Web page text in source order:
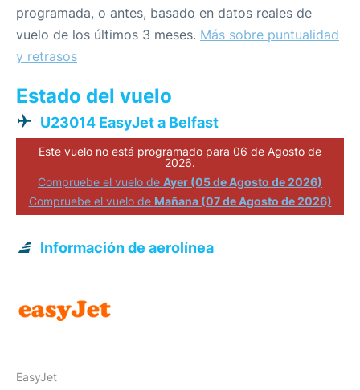
programada, o antes, basado en datos reales de
vuelo de los últimos 3 meses. Más sobre puntualidad
y retrasos
Estado del vuelo
U23014 EasyJet a Belfast
Este vuelo no está programado para 06 de Agosto de
2026.
Compruebe el vuelo de Ayer (05 de Agosto de 2026)
Compruebe el vuelo de Mañana (07 de Agosto de 2026)
Información de aerolínea
EasyJet